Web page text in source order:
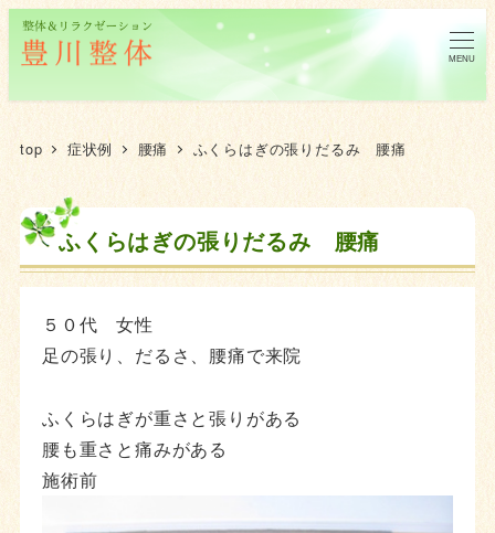
MENU
top 症状例 腰痛 ふくらはぎの張りだるみ 腰痛
ふくらはぎの張りだるみ 腰痛
５０代 女性
足の張り、だるさ、腰痛で来院
ふくらはぎが重さと張りがある
腰も重さと痛みがある
施術前